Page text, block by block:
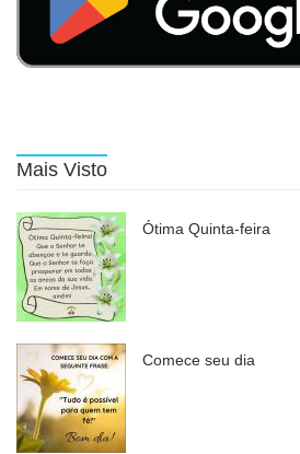
Mais Visto
Ótima Quinta-feira
Comece seu dia